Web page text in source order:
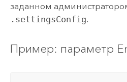
заданном
.settingsConfig.
Пример: параметр